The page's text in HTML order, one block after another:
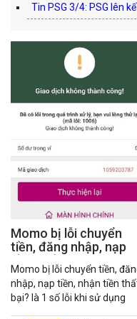
Tin PSG 3/4: PSG lên
Momo bị lỗi chuyển
tiền, đăng nhập, nạp
tiền thất bại?
Momo bị lỗi chuyển tiền,
nhập, nạp tiền, nhận tiền
bại? là 1 số lỗi khi sử dụng